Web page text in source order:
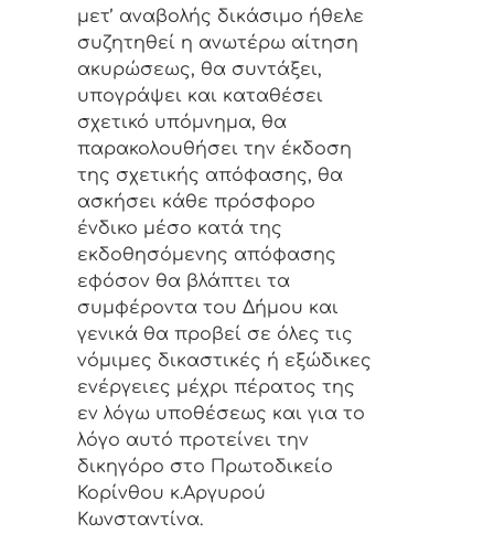
μετ’ αναβολής δικάσιμο ήθελε
συζητηθεί η ανωτέρω αίτηση
ακυρώσεως, θα συντάξει,
υπογράψει και καταθέσει
σχετικό υπόμνημα, θα
παρακολουθήσει την έκδοση
της σχετικής απόφασης, θα
ασκήσει κάθε πρόσφορο
ένδικο μέσο κατά της
εκδοθησόμενης απόφασης
εφόσον θα βλάπτει τα
συμφέροντα του Δήμου και
γενικά θα προβεί σε όλες τις
νόμιμες δικαστικές ή εξώδικες
ενέργειες μέχρι πέρατος της
εν λόγω υποθέσεως και για το
λόγο αυτό προτείνει την
δικηγόρο στο Πρωτοδικείο
Κορίνθου κ.Αργυρού
Κωνσταντίνα.